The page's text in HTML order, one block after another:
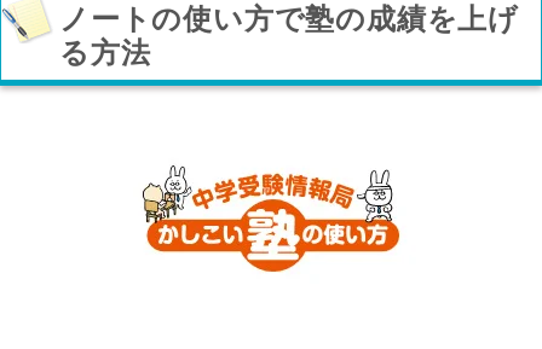
ノートの使い方で塾の成績を上げ
る方法